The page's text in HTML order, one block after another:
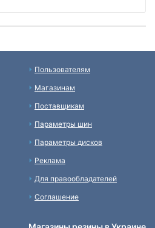
Пользователям
Магазинам
Поставщикам
Параметры шин
Параметры дисков
Реклама
Для правообладателей
Соглашение